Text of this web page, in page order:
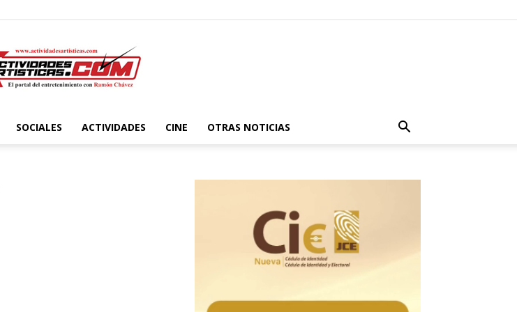
Actividadesartisticas.com
SOCIALES ACTIVIDADES CINE OTRAS NOTICIAS